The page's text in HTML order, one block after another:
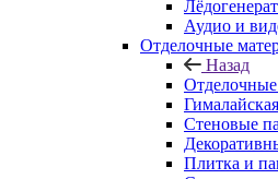
Аудио и
Отделочные
Назад
Стеновые
Плитка и